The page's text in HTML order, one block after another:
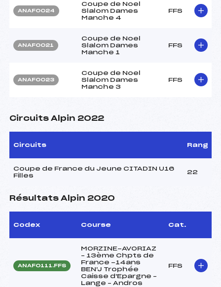
ANAF0024
Coupe de Noel
Slalom Dames
Manche 4
FFS
ANAF0021
Coupe de Noel
Slalom Dames
Manche 1
FFS
ANAF0023
Coupe de Noel
Slalom Dames
Manche 3
FFS
Circuits Alpin 2022
Circuits Rang
Coupe de France du Jeune CITADIN U16
Filles
22
Résultats Alpin 2020
Codex Course Cat.
ANAF0111.FFS
MORZINE-AVORIAZ
– 13ème Chpts de
France -14ans
BEN'J Trophée
Caisse d'Epargne –
Lange – Andros
FFS